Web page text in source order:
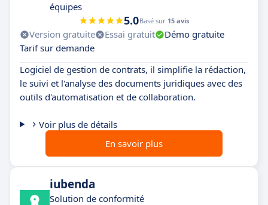
équipes
5.0Basé sur 15 avis
Version gratuite Essai gratuit
Démo gratuite
Tarif sur demande
Logiciel de gestion de contrats, il simplifie la rédaction,
le suivi et l'analyse des documents juridiques avec des
outils d'automatisation et de collaboration.
Voir plus de détails
En savoir plus
iubenda
Solution de conformité